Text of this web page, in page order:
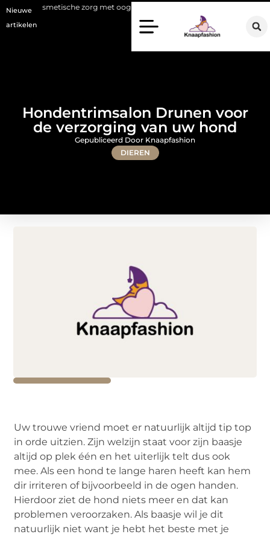
Nieuwe
artikelen
zorg met oog voor natuurlijke resultaten
Hondentrimsalon Drunen voor
de verzorging van uw hond
DIEREN
Gepubliceerd Door Knaapfashion
Uw trouwe vriend moet er natuurlijk altijd tip top
in orde uitzien. Zijn welzijn staat voor zijn baasje
altijd op plek één en het uiterlijk telt dus ook
mee. Als een hond te lange haren heeft kan hem
dir irriteren of bijvoorbeeld in de ogen handen.
Hierdoor ziet de hond niets meer en dat kan
problemen veroorzaken. Als baasje wil je dit
natuurlijk niet want je hebt het beste met je